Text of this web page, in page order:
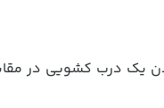
درب کشویی در مقابل